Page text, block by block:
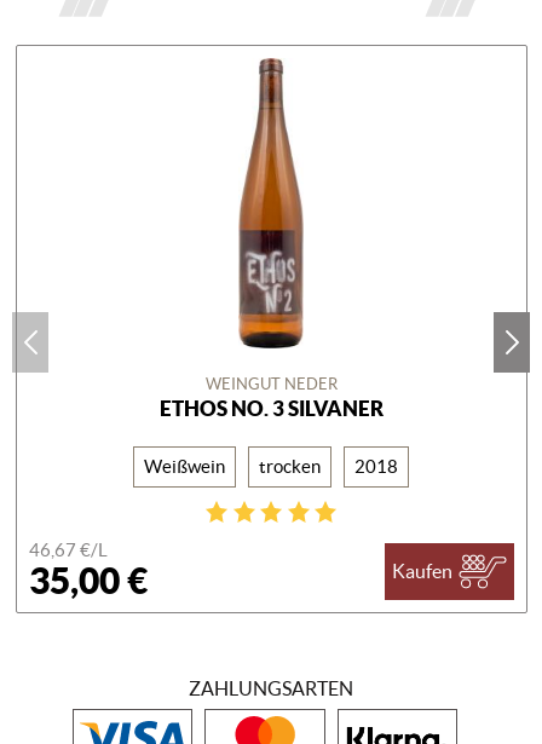
WEINGUT NEDER
ETHOS NO. 3 SILVANER
Weißwein trocken 2018
46,67 €/L
35,00 € Kaufen
ZAHLUNGSARTEN